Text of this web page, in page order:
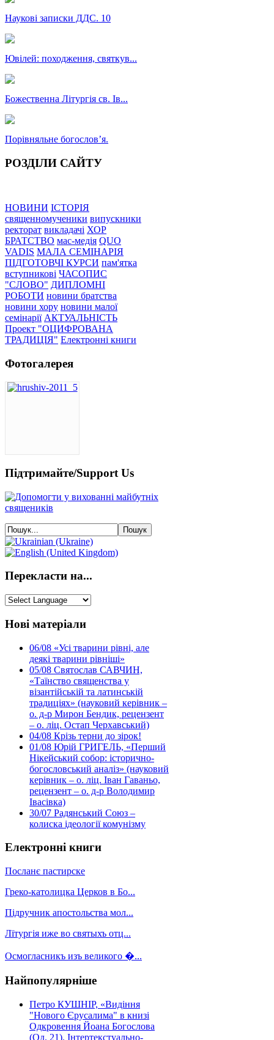
Наукові записки ДДС. 10
Ювілей: походження, святкув...
Божественна Літургія св. Ів...
Порівняльне богословʼя.
РОЗДІЛИ САЙТУ
НОВИНИ ІСТОРІЯ
священномученики випускники
ректорат викладачі ХОР
БРАТСТВО мас-медія QUO
VADIS МАЛА СЕМІНАРІЯ
ПІДГОТОВЧІ КУРСИ пам'ятка
вступникові ЧАСОПИС
"СЛОВО" ДИПЛОМНІ
РОБОТИ новини братства
новини хору новини малої
семінарії АКТУАЛЬНІСТЬ
Проект "ОЦИФРОВАНА
ТРАДИЦІЯ" Електронні книги
Фотогалерея
Підтримайте/Support Us
Перекласти на...
Нові матеріали
06/08 «Усі тварини рівні, але
деякі тварини рівніші»
05/08 Святослав САВЧИН,
«Таїнство священства у
візантійській та латинській
традиціях» (науковий керівник –
о. д-р Мирон Бендик, рецензент
– о. ліц. Остап Черхавський)
04/08 Крізь терни до зірок!
01/08 Юрій ГРИГЕЛЬ, «Перший
Нікейський собор: історично-
богословський аналіз» (науковий
керівник – о. ліц. Іван Гаваньо,
рецензент – о. д-р Володимир
Івасівка)
30/07 Радянський Союз –
колиска ідеології комунізму
Електронні книги
Посланє пастирске
Греко-католицка Церков в Бо...
Підручник апостольства мол...
Лїтургія иже во святыхъ отц...
Осмогласникъ изъ великого �...
Найпопулярніше
Петро КУШНІР, «Видіння
"Нового Єрусалима" в книзі
Одкровення Йоана Богослова
(Од. 21). Інтертекстуально-